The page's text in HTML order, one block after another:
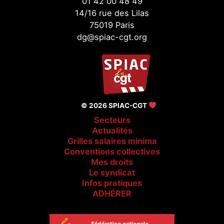
14/16 rue des Lilas
75019 Paris
dg@spiac-cgt.org
© 2026 SPIAC-CGT
Secteurs
Actualités
Grilles salaires minima
Conventions collectives
Mes droits
Le syndicat
Infos pratiques
ADHÉRER